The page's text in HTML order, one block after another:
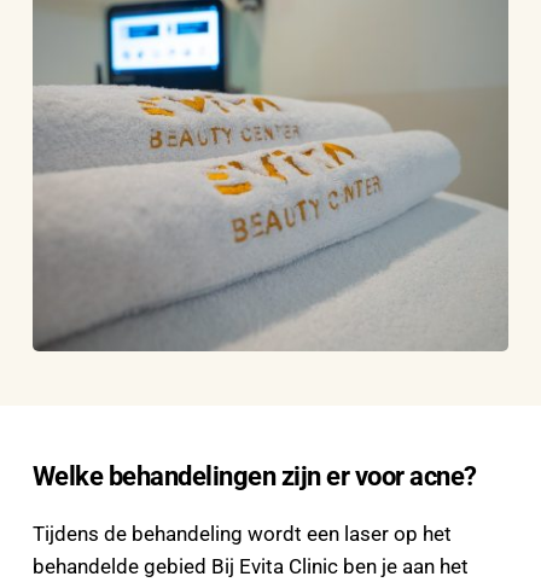
Welke behandelingen zijn er voor acne?
Tijdens de behandeling wordt een laser op het
behandelde gebied Bij Evita Clinic ben je aan het